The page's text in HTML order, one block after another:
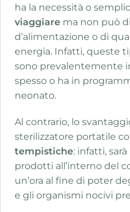
ha la necessità o
viaggiare ma non può
d’alimentazione o di
energia. Infatti, queste
sono prevalentemente
spesso o ha in
neonato.
Al contrario, lo
sterilizzatore portatile
tempistiche: infatti,
prodotti all’interno del
un’ora al fine di poter
e gli organismi nocivi